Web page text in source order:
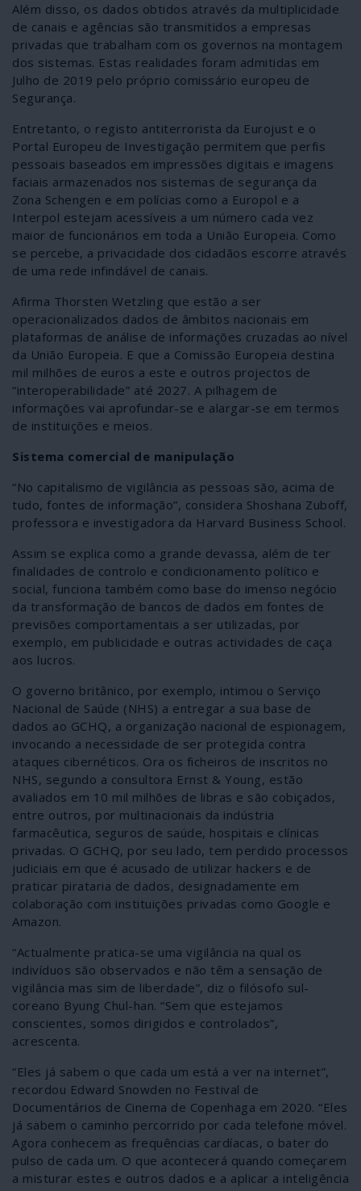
Além disso, os dados obtidos através da multiplicidade
de canais e agências são transmitidos a empresas
privadas que trabalham com os governos na montagem
dos sistemas. Estas realidades foram admitidas em
Julho de 2019 pelo próprio comissário europeu de
Segurança.
Entretanto, o registo antiterrorista da Eurojust e o
Portal Europeu de Investigação permitem que perfis
pessoais baseados em impressões digitais e imagens
faciais armazenados nos sistemas de segurança da
Zona Schengen e em polícias como a Europol e a
Interpol estejam acessíveis a um número cada vez
maior de funcionários em toda a União Europeia. Como
se percebe, a privacidade dos cidadãos escorre através
de uma rede infindável de canais.
Afirma Thorsten Wetzling que estão a ser
operacionalizados dados de âmbitos nacionais em
plataformas de análise de informações cruzadas ao nível
da União Europeia. E que a Comissão Europeia destina
mil milhões de euros a este e outros projectos de
“interoperabilidade” até 2027. A pilhagem de
informações vai aprofundar-se e alargar-se em termos
de instituições e meios.
Sistema comercial de manipulação
“No capitalismo de vigilância as pessoas são, acima de
tudo, fontes de informação”, considera Shoshana Zuboff,
professora e investigadora da Harvard Business School.
Assim se explica como a grande devassa, além de ter
finalidades de controlo e condicionamento político e
social, funciona também como base do imenso negócio
da transformação de bancos de dados em fontes de
previsões comportamentais a ser utilizadas, por
exemplo, em publicidade e outras actividades de caça
aos lucros.
O governo britânico, por exemplo, intimou o Serviço
Nacional de Saúde (NHS) a entregar a sua base de
dados ao GCHQ, a organização nacional de espionagem,
invocando a necessidade de ser protegida contra
ataques cibernéticos. Ora os ficheiros de inscritos no
NHS, segundo a consultora Ernst & Young, estão
avaliados em 10 mil milhões de libras e são cobiçados,
entre outros, por multinacionais da indústria
farmacêutica, seguros de saúde, hospitais e clínicas
privadas. O GCHQ, por seu lado, tem perdido processos
judiciais em que é acusado de utilizar hackers e de
praticar pirataria de dados, designadamente em
colaboração com instituições privadas como Google e
Amazon.
“Actualmente pratica-se uma vigilância na qual os
indivíduos são observados e não têm a sensação de
vigilância mas sim de liberdade”, diz o filósofo sul-
coreano Byung Chul-han. “Sem que estejamos
conscientes, somos dirigidos e controlados”,
acrescenta.
“Eles já sabem o que cada um está a ver na internet”,
recordou Edward Snowden no Festival de
Documentários de Cinema de Copenhaga em 2020. “Eles
já sabem o caminho percorrido por cada telefone móvel.
Agora conhecem as frequências cardíacas, o bater do
pulso de cada um. O que acontecerá quando começarem
a misturar estes e outros dados e a aplicar a inteligência